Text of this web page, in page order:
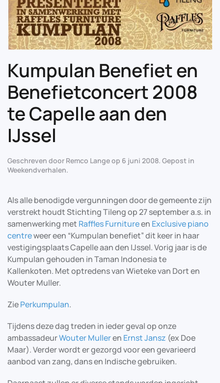
Kumpulan Benefiet en
Benefietconcert 2008
te Capelle aan den
IJssel
Geschreven door Remco Langeop 6 juni 2008. Gepost in
Weekendverhalen.
Als alle benodigde vergunningen door de gemeente zijn
verstrekt houdt Stichting Tileng op 27 september a.s. in
samenwerking met Raffles Furnitureen Exclusive piano
centreweer een “Kumpulan benefiet” dit keer in haar
vestigingsplaats Capelle aan den IJssel. Vorig jaar is de
Kumpulan gehouden in Taman Indonesia te
Kallenkoten. Met optredens van Wieteke van Dort en
Wouter Muller.
ZiePerkumpulan.
Tijdens deze dag treden in ieder geval op onze
ambassadeurWouter Mulleren Ernst Jansz (ex Doe
Maar). Verder wordt er gezorgd voor een gevarieerd
aanbod van zang, dans en Indische gebruiken.